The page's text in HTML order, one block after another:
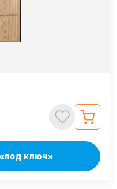
«под ключ»